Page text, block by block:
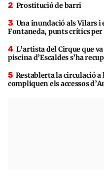
Prostitució de barri
Una inundació als Vilars i
Fontaneda, punts crítics per
L’artista del Cirque que
piscina d’Escaldes s’ha
Restablerta la circulació a
compliquen els accessos